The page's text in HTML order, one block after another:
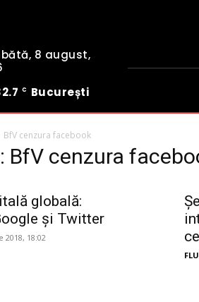
8 august,
C București
BfV cenzura facebook
BfV cenzura
globală:
și Twitter
2018, 18:02